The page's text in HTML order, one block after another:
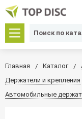
Главная Каталог
Держатели и крепления
Автомобильные